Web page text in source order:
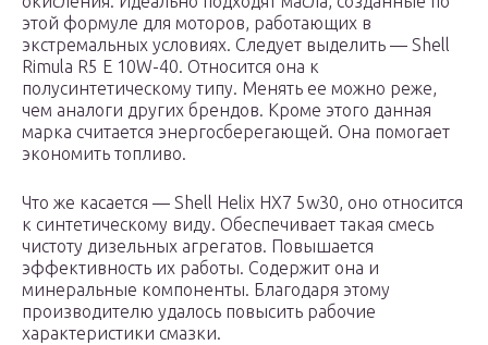
этой формуле для моторов, работающих в
экстремальных условиях. Следует выделить — Shell
Rimula R5 E 10W-40. Относится она к
полусинтетическому типу. Менять ее можно реже,
чем аналоги других брендов. Кроме этого данная
марка считается энергосберегающей. Она помогает
экономить топливо.
Что же касается — Shell Helix HX7 5w30, оно относится
к синтетическому виду. Обеспечивает такая смесь
чистоту дизельных агрегатов. Повышается
эффективность их работы. Содержит она и
минеральные компоненты. Благодаря этому
производителю удалось повысить рабочие
характеристики смазки.